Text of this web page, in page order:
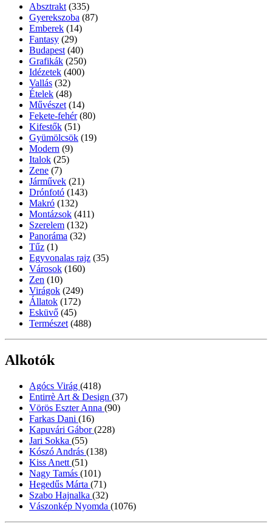
Absztrakt (335)
Gyerekszoba (87)
Emberek (14)
Fantasy (29)
Budapest (40)
Grafikák (250)
Idézetek (400)
Vallás (32)
Ételek (48)
Művészet (14)
Fekete-fehér (80)
Kifestők (51)
Gyümölcsök (19)
Modern (9)
Italok (25)
Zene (7)
Járművek (21)
Drónfotó (143)
Makró (132)
Montázsok (411)
Szerelem (132)
Panoráma (32)
Tűz (1)
Egyvonalas rajz (35)
Városok (160)
Zen (10)
Virágok (249)
Állatok (172)
Esküvő (45)
Természet (488)
Alkotók
Agócs Virág (418)
Entirrè Art & Design (37)
Vörös Eszter Anna (90)
Farkas Dani (16)
Kapuvári Gábor(228)
Jari Sokka (55)
Kószó András (138)
Kiss Anett (51)
Nagy Tamás (101)
Hegedűs Márta (71)
Szabo Hajnalka (32)
Vászonkép Nyomda (1076)